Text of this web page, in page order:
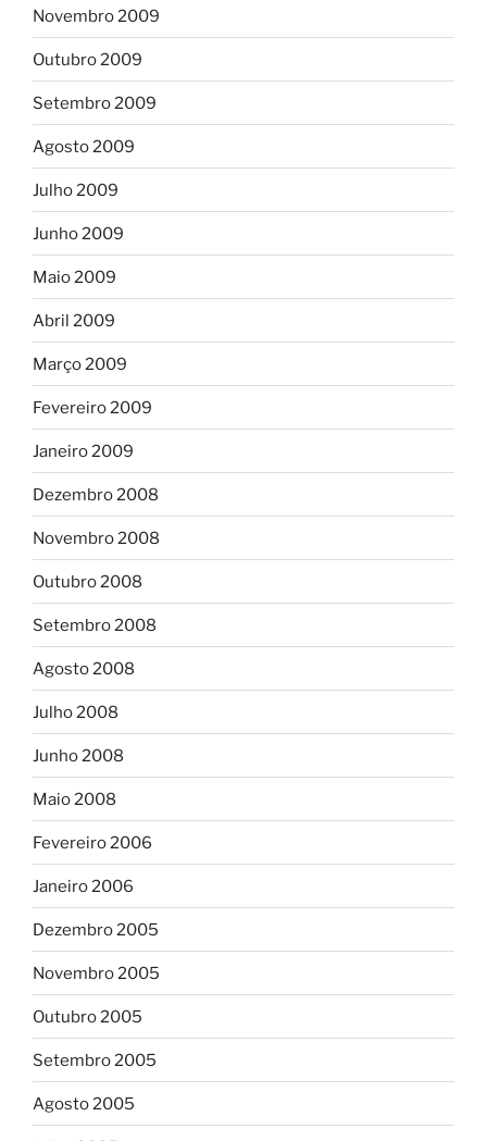
Novembro 2009
Outubro 2009
Setembro 2009
Agosto 2009
Julho 2009
Junho 2009
Maio 2009
Abril 2009
Março 2009
Fevereiro 2009
Janeiro 2009
Dezembro 2008
Novembro 2008
Outubro 2008
Setembro 2008
Agosto 2008
Julho 2008
Junho 2008
Maio 2008
Fevereiro 2006
Janeiro 2006
Dezembro 2005
Novembro 2005
Outubro 2005
Setembro 2005
Agosto 2005